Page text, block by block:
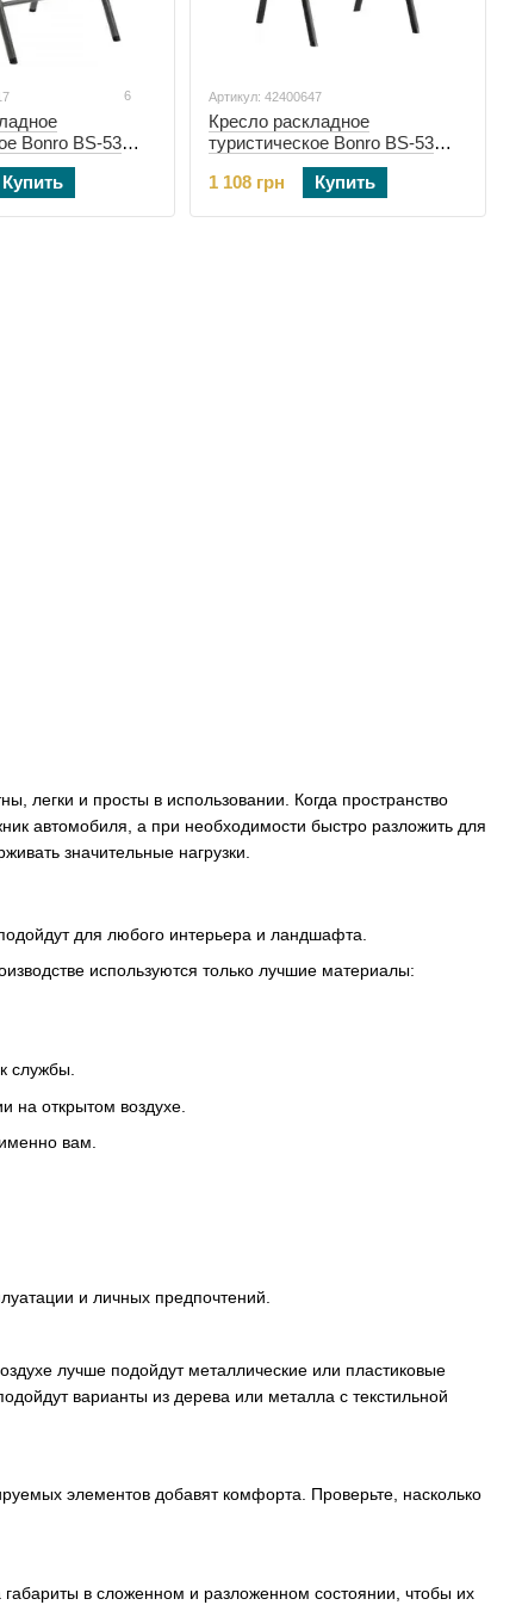
легки и просты в использовании. Когда пространство
автомобиля, а при необходимости быстро разложить для
значительные нагрузки.
для любого интерьера и ландшафта.
используются только лучшие материалы:
службы.
на открытом воздухе.
вам.
и личных предпочтений.
лучше подойдут металлические или пластиковые
варианты из дерева или металла с текстильной
элементов добавят комфорта. Проверьте, насколько
в сложенном и разложенном состоянии, чтобы их
6
Bonro BS-53
Купить
Артикул: 42400647
Кресло раскладное
туристическое Bonro BS-53
черное (42400647)
1 108 грн
Купить